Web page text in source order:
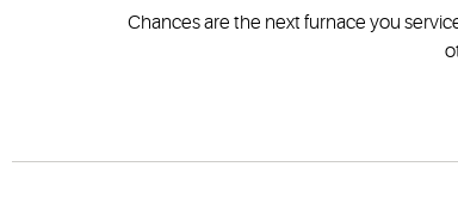
Chances are the next furnace you